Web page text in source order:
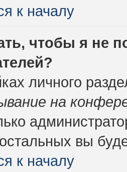
к началу
чтобы я не
личного
на
вы
к началу